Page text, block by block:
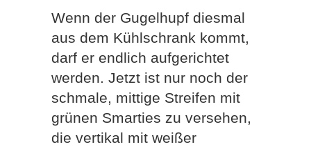
Wenn der Gugelhupf diesmal
aus dem Kühlschrank kommt,
darf er endlich aufgerichtet
werden. Jetzt ist nur noch der
schmale, mittige Streifen mit
grünen Smarties zu versehen,
die vertikal mit weißer